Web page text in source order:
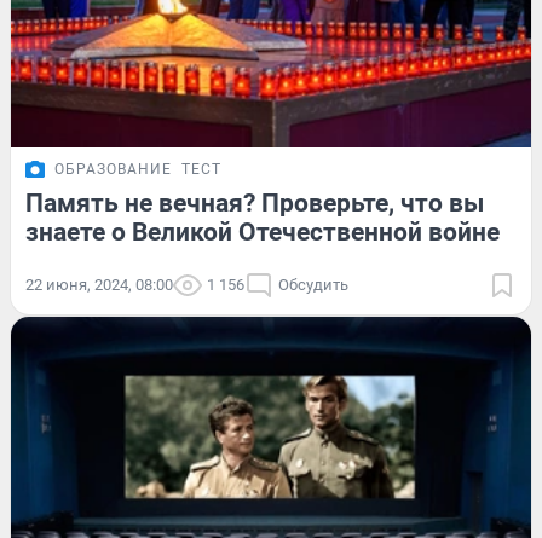
ОБРАЗОВАНИЕ ТЕСТ
Память не вечная? Проверьте, что вы
знаете о Великой Отечественной войне
22 июня, 2024, 08:00 1 156 Обсудить